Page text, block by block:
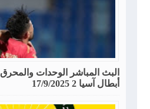
البث المباشر الوحدات
أبطال آسيا 2 17/9/2025